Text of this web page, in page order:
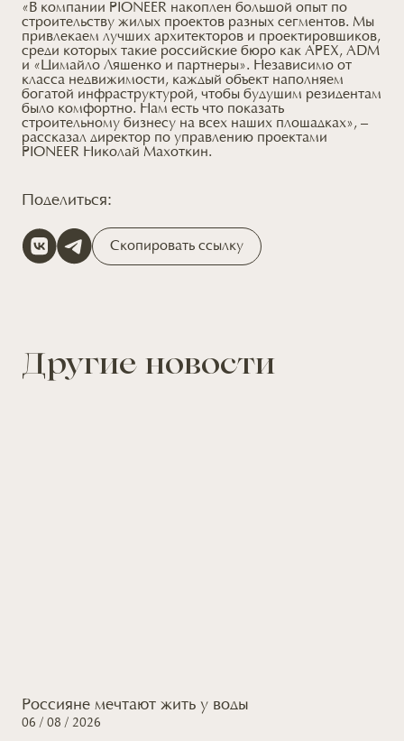
«В компании PIONEER накоплен большой опыт по
строительству жилых проектов разных сегментов. Мы
привлекаем лучших архитекторов и проектировщиков,
среди которых такие российские бюро как APEX, ADM
и «Цимайло Ляшенко и партнеры». Независимо от
класса недвижимости, каждый объект наполняем
богатой инфраструктурой, чтобы будущим резидентам
было комфортно. Нам есть что показать
строительному бизнесу на всех наших площадках», –
рассказал директор по управлению проектами
PIONEER Николай Махоткин.
Поделиться:
Скопировать ссылку
Другие новости
Россияне мечтают жить у воды
06 / 08 / 2026